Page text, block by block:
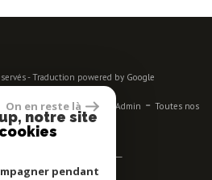
- Traduction powered by Google
Nos honoraires-Liens Admin - Toutes nos
annonces
On en reste là
notre site
pendant